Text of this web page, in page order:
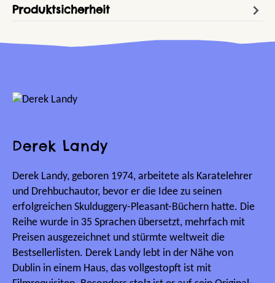
Produktsicherheit
Derek Landy
Derek Landy, geboren 1974, arbeitete als Karatelehrer
und Drehbuchautor, bevor er die Idee zu seinen
erfolgreichen Skulduggery-Pleasant-Büchern hatte. Die
Reihe wurde in 35 Sprachen übersetzt, mehrfach mit
Preisen ausgezeichnet und stürmte weltweit die
Bestsellerlisten. Derek Landy lebt in der Nähe von
Dublin in einem Haus, das vollgestopft ist mit